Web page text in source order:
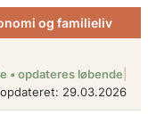
og familieliv
• opdateres løbende
29.03.2026